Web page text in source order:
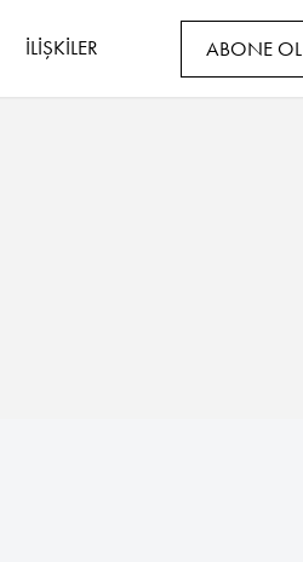
İLİŞKİLER ABONE OL